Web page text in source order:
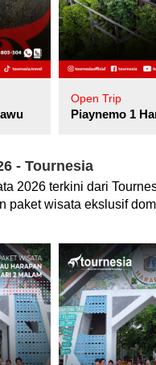
Open Trip
Piaynemo 1
- Tournesia
2026 terkini dari
paket wisata ekslusif